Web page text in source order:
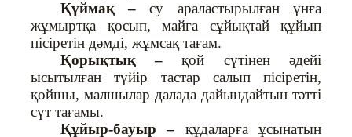
Құймақ –су араластырылған ұнға
жұмыртқа қосып, майға сұйықтай құйып
пісіретін дәмді, жұмсақ тағам.
Қорықтық –қой сүтінен әдейі
ысытылған түйір тастар салып пісіретін,
қойшы, малшылар далада дайындайтын тәтті
сүт тағамы.
Құйыр-бауыр – құдаларға ұсынатын